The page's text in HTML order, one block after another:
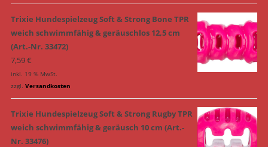
Trixie Hundespielzeug Soft & Strong Bone TPR
weich schwimmfähig & geräuschlos 12,5 cm
(Art.-Nr. 33472)
7,59€
inkl. 19 % MwSt.
zzgl. Versandkosten
Trixie Hundespielzeug Soft & Strong Rugby TPR
weich schwimmfähig & geräusch 10 cm (Art.-
Nr. 33476)